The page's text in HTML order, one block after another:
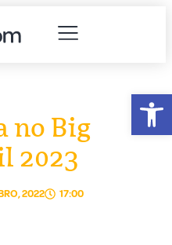
no Big
2023
2022 17:00